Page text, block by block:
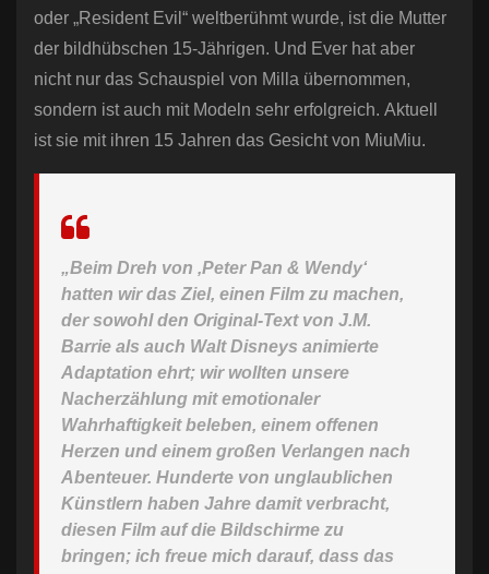
oder „Resident Evil“ weltberühmt wurde, ist die Mutter
der bildhübschen 15-Jährigen. Und Ever hat aber
nicht nur das Schauspiel von Milla übernommen,
sondern ist auch mit Modeln sehr erfolgreich. Aktuell
ist sie mit ihren 15 Jahren das Gesicht von MiuMiu.
„Beim Dreh von ‚Peter Pan & Wendy‘
hatten wir das Ziel, einen Film zu machen,
der sowohl den Original-Text von J.M.
Barrie als auch Walt Disneys animierte
Adaptation ehrt; wir wollten unsere
Nacherzählung mit emotionaler
Wahrhaftigkeit beleben, einem offenen
Herzen und einem großen Verlangen nach
Abenteuer. Hunderte von unglaublichen
Künstlern haben Jahre damit verbracht,
diesen Film auf die Bildschirme zu
bringen; ich freue mich darauf, dass das